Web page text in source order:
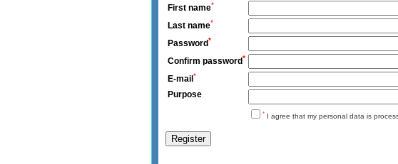
First name*
Last name*
Password*
Confirm password*
E-mail *
Purpose
* I agree that my personal data is